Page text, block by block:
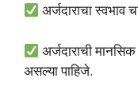
अर्जदाराचा स्वभाव
अर्जदाराची
असल्या पाहिजे.